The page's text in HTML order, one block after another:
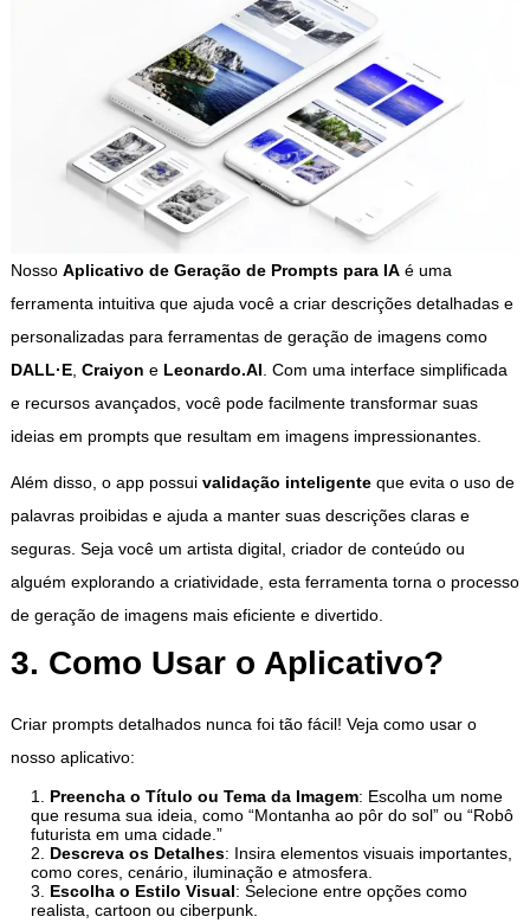
Nosso Aplicativo de Geração de Prompts para IAé uma
ferramenta intuitiva que ajuda você a criar descrições detalhadas e
personalizadas para ferramentas de geração de imagens como
DALL·E, Craiyon e Leonardo.AI. Com uma interface simplificada
e recursos avançados, você pode facilmente transformar suas
ideias em prompts que resultam em imagens impressionantes.
Além disso, o app possui validação inteligenteque evita o uso de
palavras proibidas e ajuda a manter suas descrições claras e
seguras. Seja você um artista digital, criador de conteúdo ou
alguém explorando a criatividade, esta ferramenta torna o processo
de geração de imagens mais eficiente e divertido.
3. Como Usar o Aplicativo?
Criar prompts detalhados nunca foi tão fácil! Veja como usar o
nosso aplicativo:
Preencha o Título ou Tema da Imagem: Escolha um nome
que resuma sua ideia, como “Montanha ao pôr do sol” ou “Robô
futurista em uma cidade.”
Descreva os Detalhes: Insira elementos visuais importantes,
como cores, cenário, iluminação e atmosfera.
Escolha o Estilo Visual: Selecione entre opções como
realista, cartoon ou ciberpunk.